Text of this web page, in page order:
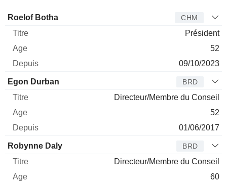
Administrateur
Roelof Botha CHM
Président
52
09/10/2023
Egon Durban BRD
Directeur/Membre du Conseil
52
01/06/2017
Robynne Daly BRD
Directeur/Membre du Conseil
60